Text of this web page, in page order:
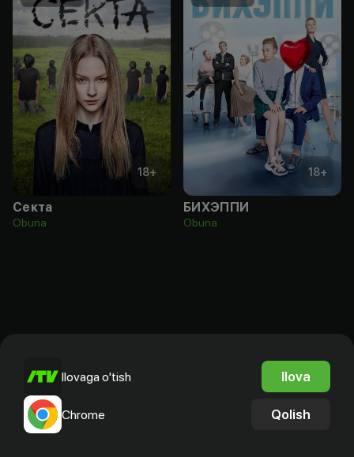
18+
Секта
Obuna
18+
БИХЭППИ
Obuna
Ilovaga o'tish Ilova
Chrome Qolish